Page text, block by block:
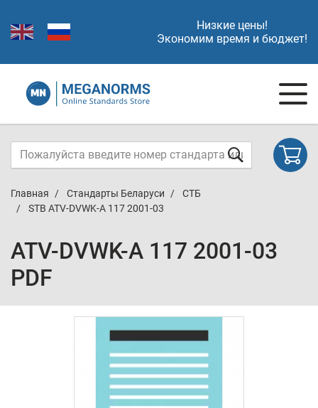
Низкие цены!
Экономим время и бюджет!
Главная Стандарты Беларуси
СТБ
STB ATV-DVWK-A 117 2001-03
ATV-DVWK-A 117 2001-03
PDF